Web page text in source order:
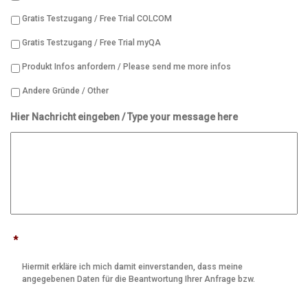
Gratis Testzugang / Free Trial COLCOM
Gratis Testzugang / Free Trial myQA
Produkt Infos anfordern / Please send me more infos
Andere Gründe / Other
Hier Nachricht eingeben / Type your message here
*
Hiermit erkläre ich mich damit einverstanden, dass meine
angegebenen Daten für die Beantwortung Ihrer Anfrage bzw.